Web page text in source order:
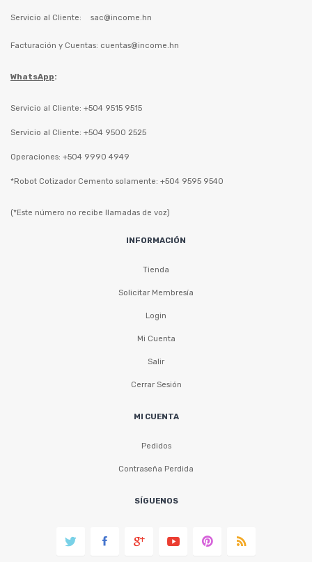
Servicio al Cliente: sac@income.hn
Facturación y Cuentas: cuentas@income.hn
WhatsApp:
Servicio al Cliente: +504 9515 9515
Servicio al Cliente: +504 9500 2525
Operaciones: +504 9990 4949
*Robot Cotizador Cemento solamente: +504 9595 9540
(*Este número no recibe llamadas de voz)
INFORMACIÓN
Tienda
Solicitar Membresía
Login
Mi Cuenta
Salir
Cerrar Sesión
MI CUENTA
Pedidos
Contraseña Perdida
SÍGUENOS